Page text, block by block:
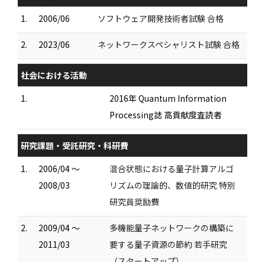
1.
2006/06 ソフトウェア開発技術者試験 合格
2. 2023/06 ネットワークスペシャリスト試験 合格
社会における活動
1.
2016年 Quantum Information
Processing誌 高貢献度査読者
研究課題・受託研究・科研費
1.
2006/04 ～
2008/03
混合状態における量子計算アルゴ
リズムの理論的、数値的研究 特別
研究員奨励費
2.
2009/04 ～
2011/03
多機能量子ネットワークの構築に
要する量子資源の節約 若手研究